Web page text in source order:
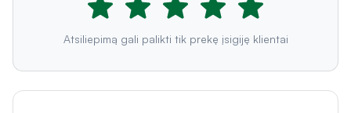
Atsiliepimą gali palikti tik prekę įsigiję klientai